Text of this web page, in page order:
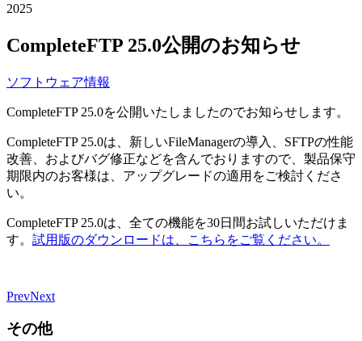
2025
CompleteFTP 25.0公開のお知らせ
ソフトウェア情報
CompleteFTP 25.0を公開いたしましたのでお知らせします。
CompleteFTP 25.0は、新しいFileManagerの導入、SFTPの性能
改善、およびバグ修正などを含んでおりますので、製品保守
期限内のお客様は、アップグレードの適用をご検討くださ
い。
CompleteFTP 25.0は、全ての機能を30日間お試しいただけま
す。 試用版のダウンロードは、こちらをご覧ください。
PrevNext
その他